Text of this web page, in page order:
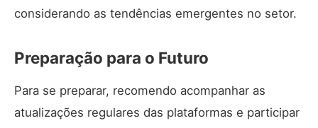
considerando as tendências emergentes no setor.
Preparação para o Futuro
Para se preparar, recomendo acompanhar as
atualizações regulares das plataformas e participar